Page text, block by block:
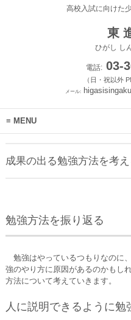
高校入試に向けた
東
ひがし し
電話:03-
（日・祝以外
メール:
MENU
成果の出る勉強方法を考え
勉強方法を振り返る
勉強はやっているつもりなのに
強のやり方に原因があるのかもし
方法について考えていきます。
人に説明できるように勉